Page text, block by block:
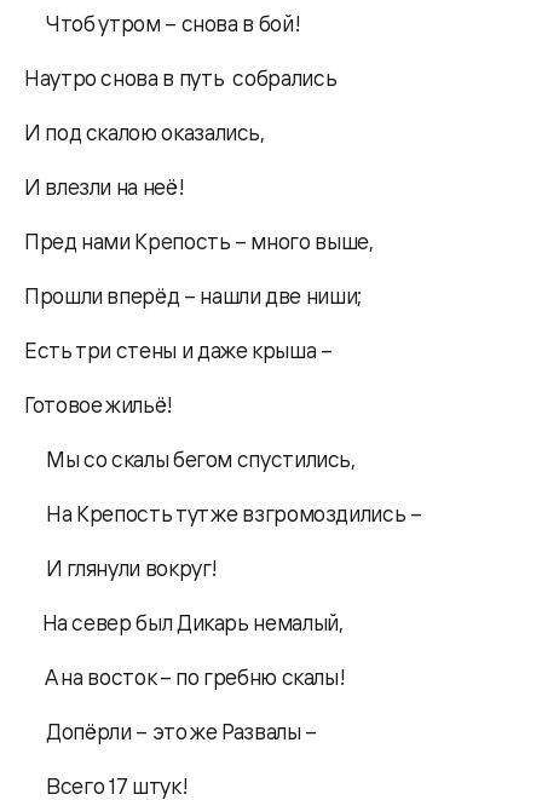
Чтоб утром – снова в бой!
Наутро снова в путь собрались
И под скалою оказались,
И влезли на неё!
Пред нами Крепость – много выше,
Прошли вперёд – нашли две ниши;
Есть три стены и даже крыша –
Готовое жильё!
Мы со скалы бегом спустились,
На Крепость тут же взгромоздились –
И глянули вокруг!
На север был Дикарь немалый,
А на восток – по гребню скалы!
Допёрли – это же Развалы –
Всего 17 штук!